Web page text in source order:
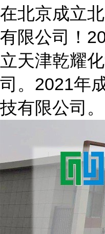
在北京成立
有限公司！
立天津乾耀
司。2021年
技有限公司。